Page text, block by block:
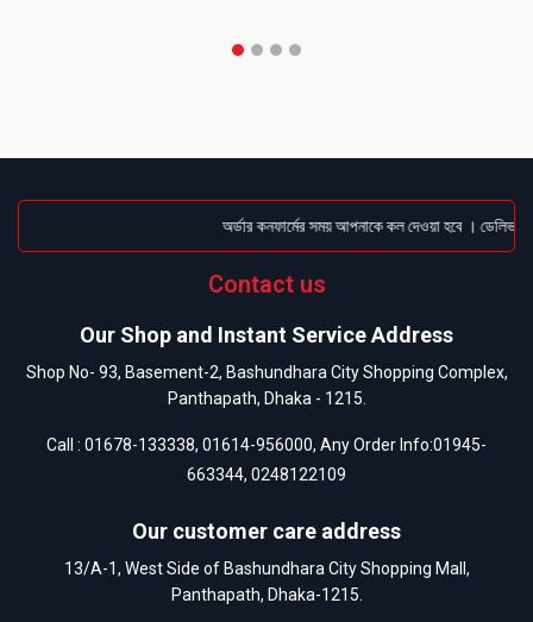
অর্ডার কনফার্মের সময় আপনাকে কল দেওয়া হবে ।
Contact us
Our Shop and Instant Service Address
Shop No- 93, Basement-2, Bashundhara City Shopping Complex,
Panthapath, Dhaka - 1215.
Call : 01678-133338, 01614-956000, Any Order Info:01945-
663344, 0248122109
Our customer care address
13/A-1, West Side of Bashundhara City Shopping Mall,
Panthapath, Dhaka-1215.